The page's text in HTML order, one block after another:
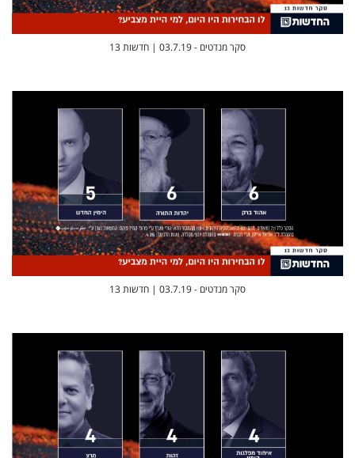
סקר מנדטים - 03.7.19 | חדשות 13
סקר מנדטים - 03.7.19 | חדשות 13